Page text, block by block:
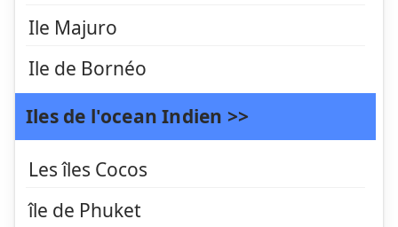
Ile Majuro
Ile de Bornéo
Iles de l'ocean Indien >>
Les îles Cocos
île de Phuket